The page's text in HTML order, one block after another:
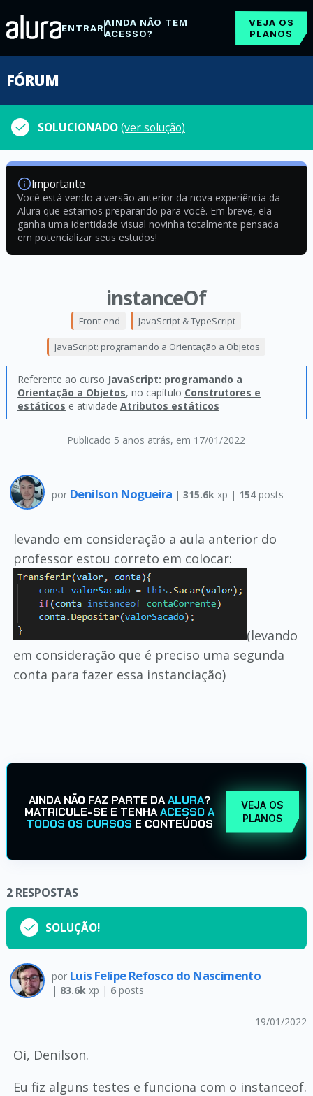
ENTRARAINDA NÃO TEM
ACESSO?
VEJA OS
PLANOS
FÓRUM
SOLUCIONADO(ver solução)
Importante
Você está vendo a versão anterior da nova experiência da
Alura que estamos preparando para você. Em breve, ela
ganha uma identidade visual novinha totalmente pensada
em potencializar seus estudos!
instanceOf
Publicado 5 anos atrás, em 17/01/2022
Front-end JavaScript & TypeScript
JavaScript: programando a Orientação a Objetos
Referente ao curso JavaScript: programando a
Orientação a Objetos, no capítulo Construtores e
estáticos e atividade Atributos estáticos
por Denilson Nogueira |315.6k xp | 154posts
levando em consideração a aula anterior do
professor estou correto em colocar:
(levando
em consideração que é preciso uma segunda
conta para fazer essa instanciação)
AINDA NÃO FAZ PARTE DAALURA?
MATRICULE-SE E TENHAACESSO A
TODOS OS CURSOS E CONTEÚDOS
VEJA OS
PLANOS
2 RESPOSTAS
SOLUÇÃO!
por Luis Felipe Refosco do Nascimento
| 83.6kxp | 6posts
19/01/2022
Oi, Denilson.
Eu fiz alguns testes e funciona com o instanceof.